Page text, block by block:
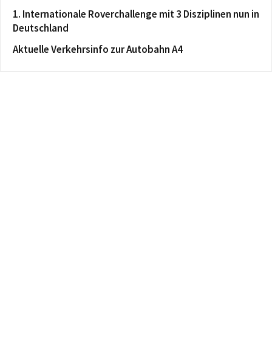
1. Internationale Roverchallenge mit 3 Disziplinen nun in
Deutschland
Aktuelle Verkehrsinfo zur Autobahn A4